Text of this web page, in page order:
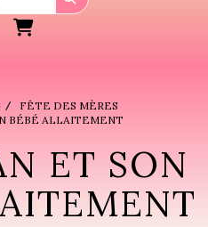
FÊTE DES MÈRES
BÉBÉ ALLAITEMENT
ET SON